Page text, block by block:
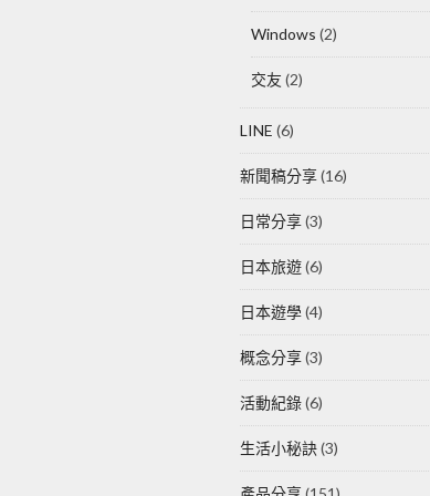
Windows (2)
交友 (2)
LINE (6)
新聞稿分享(16)
日常分享(3)
日本旅遊(6)
日本遊學(4)
概念分享(3)
活動紀錄(6)
生活小秘訣(3)